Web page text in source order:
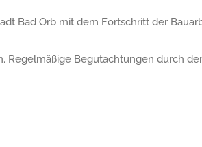
Bad Orb mit dem Fortschritt der
Regelmäßige Begutachtungen durch